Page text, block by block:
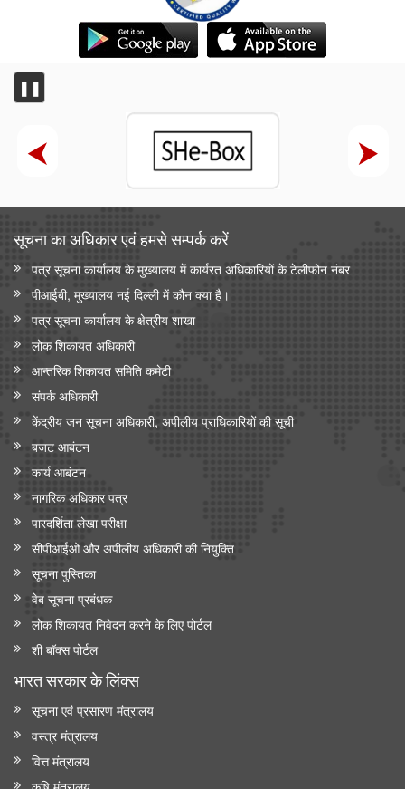
❚❚
सूचना का अधिकार एवं हमसे सम्‍पर्क करें
पत्र सूचना कार्यालय के मुख्यालय में कार्यरत अधिकारियों के टेलीफोन नंबर
पीआईबी, मुख्यालय नई दिल्ली में कौन क्या है।
पत्र सूचना कार्यालय के क्षेत्रीय शाखा
लोक शिकायत अधिकारी
आन्‍तरिक शिकायत समिति कमेटी
संपर्क अधिकारी
केंद्रीय जन सूचना अधिकारी, अपीलीय प्राधिकारियों की सूची
बजट आबंटन
कार्य आबंटन
नागरिक अधिकार पत्र
पारदर्शिता लेखा परीक्षा
सीपीआईओ और अपी‍लीय अधिकारी की नियुक्ति
सूचना पुस्तिका
वेब सूचना प्रबंधक
लोक शिकायत निवेदन करने के लिए पोर्टल
शी बॉक्स पोर्टल
भारत सरकार के लिंक्‍स
सूचना एवं प्रसारण मंत्रालय
वस्त्र मंत्रालय
वित्त मंत्रालय